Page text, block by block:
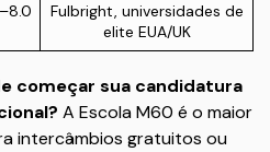
Fulbright, universidades de
elite EUA/UK
começar sua candidatura
A Escola M60 é o maior
intercâmbios gratuitos ou